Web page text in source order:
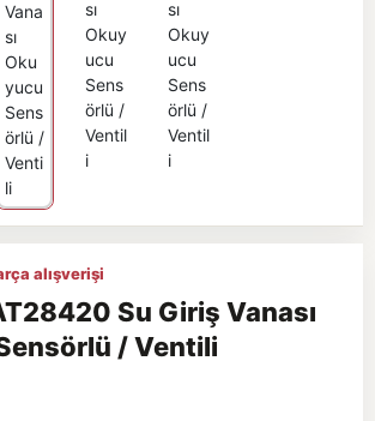
alışverişi
Su Giriş Vanası
/ Ventili